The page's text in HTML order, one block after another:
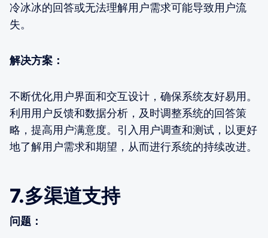
冷冰冰的回答或无法理解用户需求可能导致用户流
失。
解决方案：
不断优化用户界面和交互设计，确保系统友好易用。
利用用户反馈和数据分析，及时调整系统的回答策
略，提高用户满意度。引入用户调查和测试，以更好
地了解用户需求和期望，从而进行系统的持续改进。
7.多渠道支持
问题：